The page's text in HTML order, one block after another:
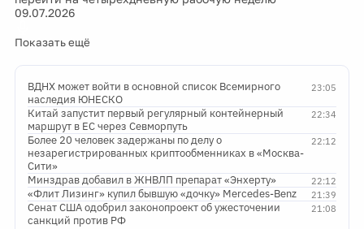
09.07.2026
Показать ещё
23:05
ВДНХ может войти в основной список Всемирного
наследия ЮНЕСКО
22:34
Китай запустит первый регулярный контейнерный
маршрут в ЕС через Севморпуть
22:12
Более 20 человек задержаны по делу о
незарегистрированных криптообменниках в «Москва-
Сити»
22:12
Минздрав добавил в ЖНВЛП препарат «Энхерту»
21:39
«Флит Лизинг» купил бывшую «дочку» Mercedes-Benz
21:08
Сенат США одобрил законопроект об ужесточении
санкций против РФ